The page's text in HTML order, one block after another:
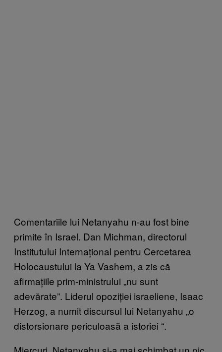
Comentariile lui Netanyahu n-au fost bine
primite în Israel. Dan Michman, directorul
Institutului Internațional pentru Cercetarea
Holocaustului la Ya Vashem, a zis că
afirmațiile prim-ministrului „nu sunt
adevărate”. Liderul opoziției israeliene, Isaac
Herzog, a numit discursul lui Netanyahu „o
distorsionare periculoasă a istoriei “.